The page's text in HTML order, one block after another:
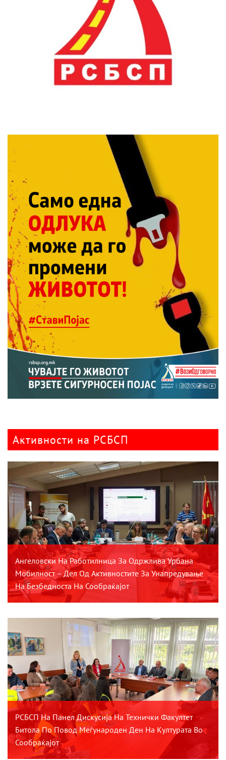
Активности на РСБСП
Ангеловски На Работилница За Одржлива Урбана
Мобилност – Дел Од Активностите За Унапредување
На Безбедноста На Сообраќајот
РСБСП На Панел Дискусија На Технички Факултет
Битола По Повод Меѓународен Ден На Културата Во
Сообраќајот